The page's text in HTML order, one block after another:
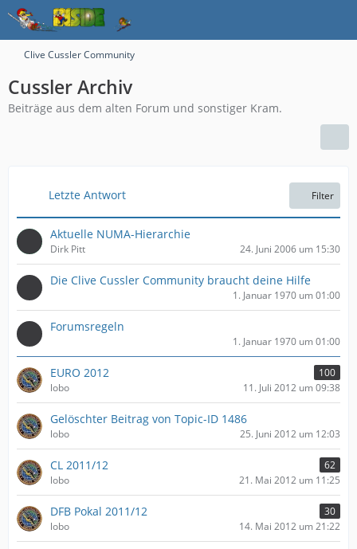
Clive Cussler Community
Cussler Archiv
Beiträge aus dem alten Forum und sonstiger Kram.
Letzte Antwort Filter
Aktuelle NUMA-Hierarchie
Dirk Pitt 24. Juni 2006 um 15:30
Die Clive Cussler Community braucht deine Hilfe
1. Januar 1970 um 01:00
Forumsregeln
1. Januar 1970 um 01:00
EURO 2012
100
lobo
11. Juli 2012 um 09:38
Gelöschter Beitrag von Topic-ID 1486
lobo 25. Juni 2012 um 12:03
CL 2011/12
62
lobo
21. Mai 2012 um 11:25
DFB Pokal 2011/12
30
lobo
14. Mai 2012 um 21:22